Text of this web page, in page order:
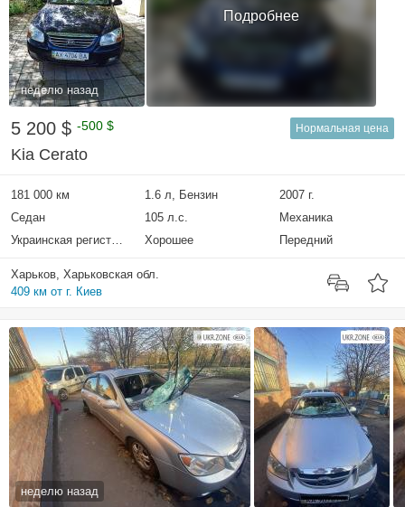
неделю назад
Подробнее
5 200 $ -500 $ Нормальная цена
Kia Cerato
181 000 км 1.6 л, Бензин
2007 г.
Седан
105 л.с.
Механика
Украинская регистрация
Хорошее Передний
Харьков, Харьковская обл.
409 км от г. Киев
неделю назад